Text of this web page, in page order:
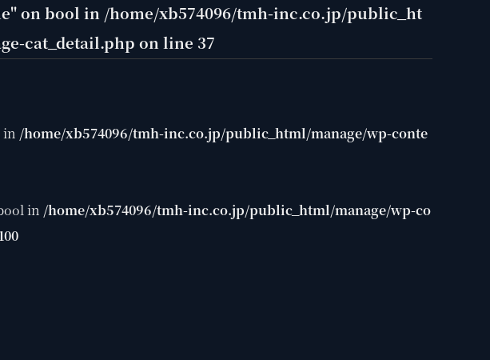
on bool in /home/xb574096/tmh-inc.co.jp/public_ht
cat_detail.php on line 37
in /home/xb574096/tmh-inc.co.jp/public_html/manage/wp-conte
in /home/xb574096/tmh-inc.co.jp/public_html/manage/wp-co
100